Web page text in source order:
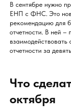
В сентябре нужно
ЕНП с ФНС. Это
рекомендацию для
отчетности. В ней –
отчетности за
Что
октября